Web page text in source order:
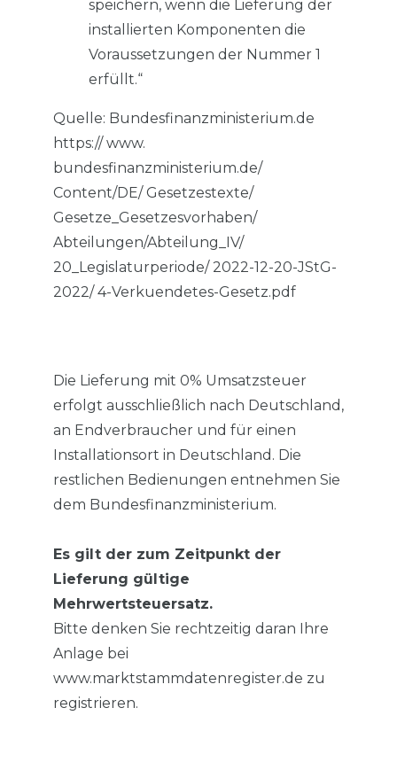
speichern, wenn die Lieferung der
installierten Komponenten die
Voraussetzungen der Nummer 1
erfüllt.“
Quelle: Bundesfinanzministerium.de
https:// www.
bundesfinanzministerium.de/
Content/DE/ Gesetzestexte/
Gesetze_Gesetzesvorhaben/
Abteilungen/Abteilung_IV/
20_Legislaturperiode/ 2022-12-20-JStG-
2022/ 4-Verkuendetes-Gesetz.pdf
Die Lieferung mit 0% Umsatzsteuer
erfolgt ausschließlich nach Deutschland,
an Endverbraucher und für einen
Installationsort in Deutschland. Die
restlichen Bedienungen entnehmen Sie
dem Bundesfinanzministerium.
Es gilt der zum Zeitpunkt der
Lieferung gültige
Mehrwertsteuersatz.
Bitte denken Sie rechtzeitig daran Ihre
Anlage bei
www.marktstammdatenregister.de zu
registrieren.